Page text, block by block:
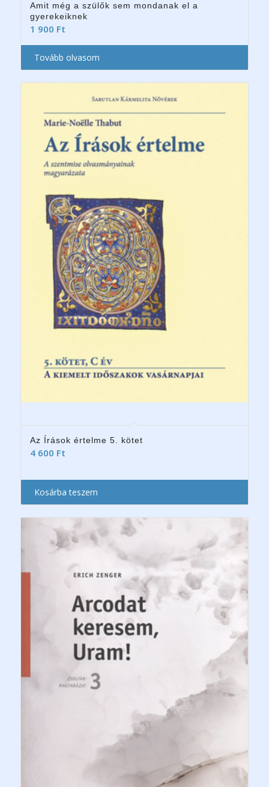
Amit még a szülők sem mondanak el a
gyerekeiknek
1 900 Ft
Tovább olvasom
Az Írások értelme 5. kötet
4 600 Ft
Kosárba teszem